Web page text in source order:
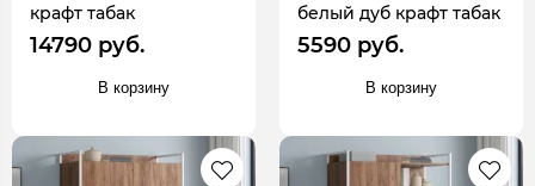
крафт табак
14790 руб.
В корзину
белый дуб крафт табак
5590 руб.
В корзину